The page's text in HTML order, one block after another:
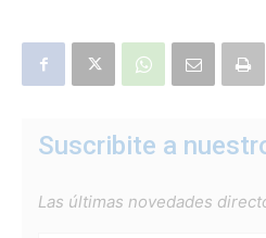
Suscribite a
Las últimas novedades